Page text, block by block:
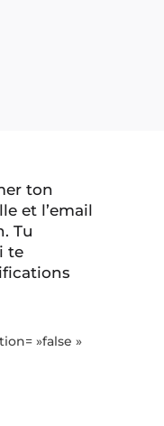
ton
et l’email
Tu
te
»false »